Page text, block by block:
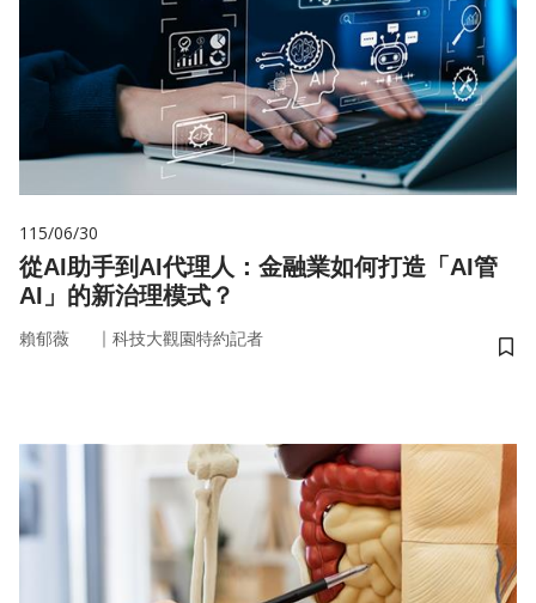
115/06/30
從AI助手到AI代理人：金融業如何打造「AI管
AI」的新治理模式？
賴郁薇 ｜ 科技大觀園特約記者
儲